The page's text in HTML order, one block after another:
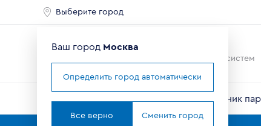
Выберите город
Ведущий мировой
производитель оконных систем
Справочник
Ваш город Москва
Определить город автоматически
Все верно Сменить город